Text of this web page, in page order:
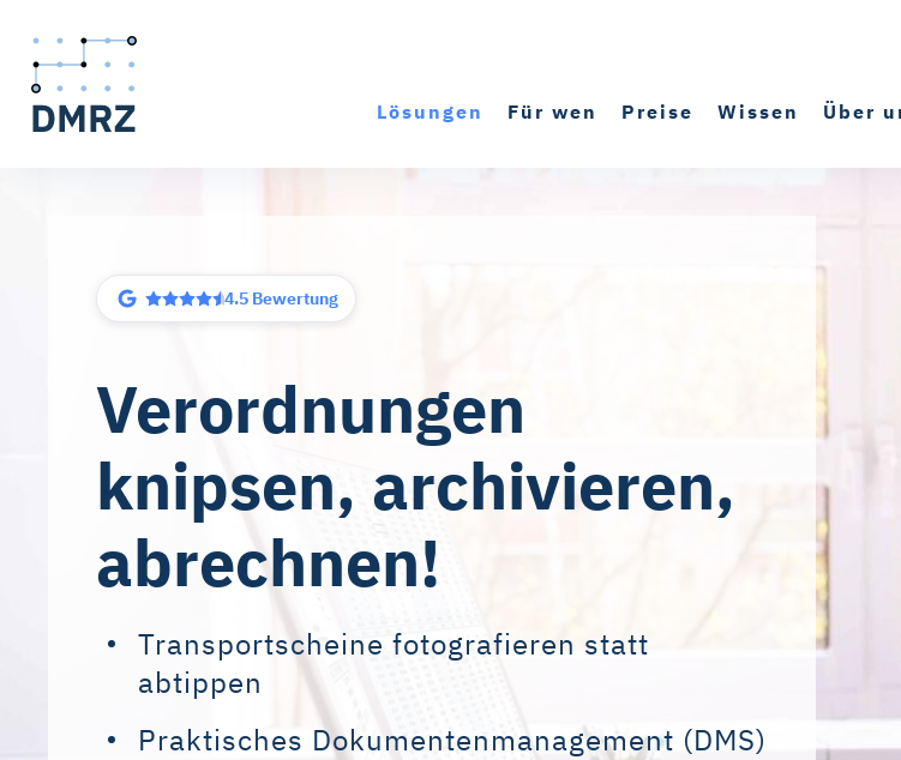
Lösungen Für wen Preise Wissen Über
10 Tsd.+ Kunden
Verordnungen
knipsen, archivieren,
abrechnen!
Transportscheine fotografieren statt
abtippen
Praktisches Dokumentenmanagement (DMS)